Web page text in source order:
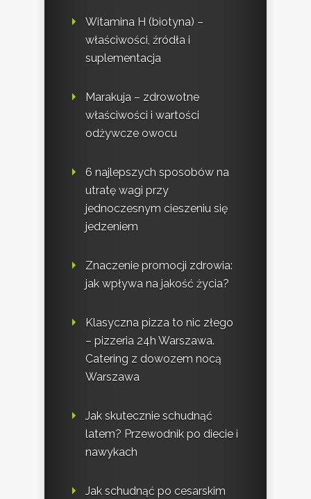
Witamina H (biotyna) –
właściwości, źródła i
suplementacja
Marakuja – zdrowotne
właściwości i wartości
odżywcze owocu
6 najlepszych sposobów na
utratę wagi przy
jednoczesnym cieszeniu się
jedzeniem
Znaczenie promocji zdrowia:
jak wpływa na jakość życia?
Klasyczna pizza to nic złego
– pizzeria 24h Warszawa.
Catering z dowozem nocą
Warszawa
Jak skutecznie schudnąć
latem? Przewodnik po diecie i
nawykach
Jak schudnąć po cesarskim